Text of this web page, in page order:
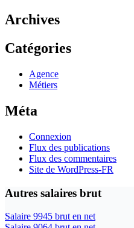
Archives
Catégories
Agence
Métiers
Méta
Connexion
Flux des publications
Flux des commentaires
Site de WordPress-FR
Autres salaires brut
Salaire 9945 brut en net